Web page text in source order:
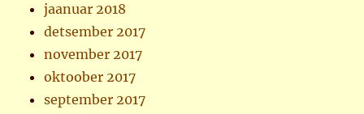
jaanuar 2018
detsember 2017
november 2017
oktoober 2017
september 2017